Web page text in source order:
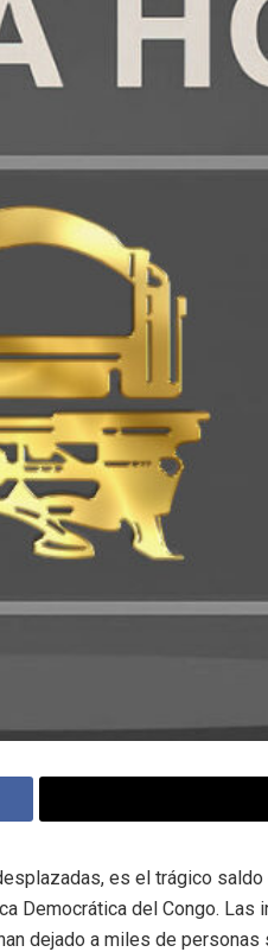
es el trágico saldo
Democrática del Congo. Las
dejado a miles de personas